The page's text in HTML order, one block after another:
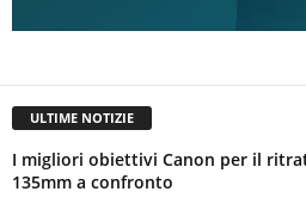
ULTIME NOTIZIE
I migliori obiettivi Canon per il
135mm a confronto